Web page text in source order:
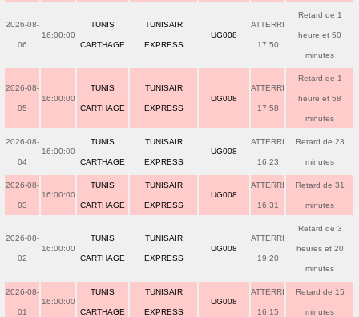
2026-08-
06
16:00:00
TUNIS
CARTHAGE
TUNISAIR
EXPRESS
UG008
ATTERRI
17:50
Retard de 1
heure et 50
minutes
2026-08-
05
16:00:00
TUNIS
CARTHAGE
TUNISAIR
EXPRESS
UG008
ATTERRI
17:58
Retard de 1
heure et 58
minutes
2026-08-
04
16:00:00
TUNIS
CARTHAGE
TUNISAIR
EXPRESS
UG008
ATTERRI
16:23
Retard de 23
minutes
2026-08-
03
16:00:00
TUNIS
CARTHAGE
TUNISAIR
EXPRESS
UG008
ATTERRI
16:31
Retard de 31
minutes
2026-08-
02
16:00:00
TUNIS
CARTHAGE
TUNISAIR
EXPRESS
UG008
ATTERRI
19:20
Retard de 3
heures et 20
minutes
2026-08-
01
16:00:00
TUNIS
CARTHAGE
TUNISAIR
EXPRESS
UG008
ATTERRI
16:15
Retard de 15
minutes